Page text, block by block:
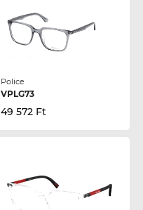
Police
VPLG73
49 572 Ft